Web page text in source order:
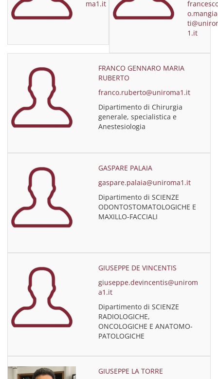
ma1.it
1.it
FRANCO GENNARO MARIA
RUBERTO
franco.ruberto@uniroma1.it
Dipartimento di Chirurgia
generale, specialistica e
Anestesiologia
GASPARE PALAIA
gaspare.palaia@uniroma1.it
Dipartimento di SCIENZE
ODONTOSTOMATOLOGICHE E
MAXILLO-FACCIALI
GIUSEPPE DE VINCENTIS
giuseppe.devincentis@unirom
a1.it
Dipartimento di SCIENZE
RADIOLOGICHE,
ONCOLOGICHE E ANATOMO-
PATOLOGICHE
GIUSEPPE LA TORRE